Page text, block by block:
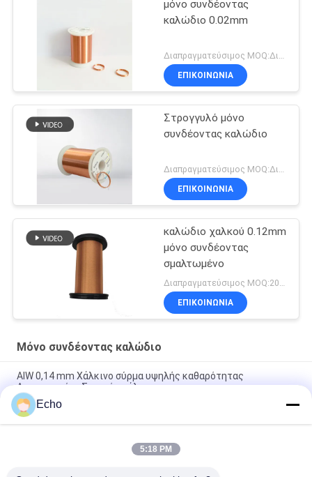
μόνο συνδέοντας
καλώδιο 0.02mm
Διαπραγματεύσιμος MOQ:Διαφορετικοί τύποι με το differet MOQ
ΕΠΙΚΟΙΝΩΝΙΑ
Στρογγυλό μόνο
συνδέοντας καλώδιο
ΕΠΙΚΟΙΝΩΝΙΑ
καλώδιο χαλκού 0.12mm
μόνο συνδέοντας
σμαλτωμένο
ΕΠΙΚΟΙΝΩΝΙΑ
Μόνο συνδέοντας καλώδιο
ΑΙW 0,14 mm Χάλκινο σύρμα υψηλής καθαρότητας
Απομονωμένο Στερεό σμάλτο
AIW220 0,14mm Ζεστός αέρας Εναμελισμένο χαλκό σύρμα για
ηλεκτρική
Διάμετρος 35 AWG Εναλλακτικό σύρμα χαλκού αυτοκόλλητο
Echo
5:18 PM